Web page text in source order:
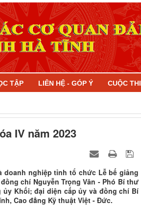
TẬP LIÊN HỆ - GÓP Ý CUỘC THI
IV năm 2023
doanh nghiệp tỉnh tổ chức Lễ bế giảng
chí Nguyễn Trọng Vân - Phó Bí thư
Khối; đại diện cấp ủy và đồng chí Bí
Cao đẳng Kỹ thuật Việt - Đức.